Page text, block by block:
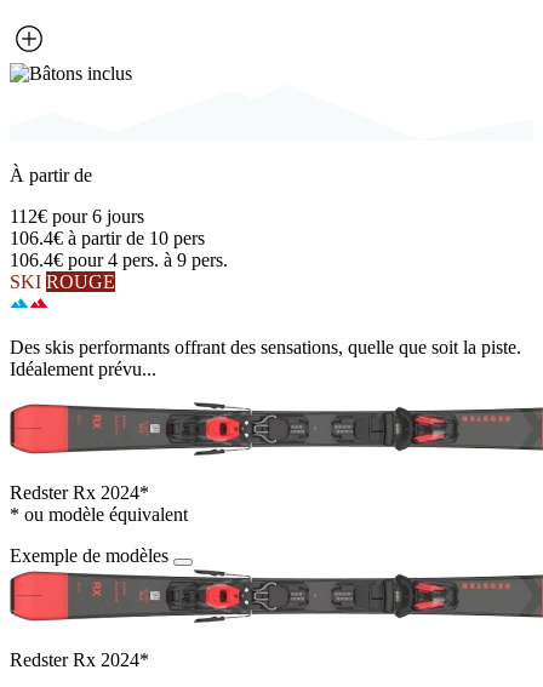
À partir de
112€ pour 6 jours
106.4€ à partir de 10 pers
106.4€ pour 4 pers. à 9 pers.
SKI ROUGE
Des skis performants offrant des sensations, quelle que soit la piste.
Idéalement prévu...
Redster Rx 2024*
* ou modèle équivalent
Exemple de modèles
Redster Rx 2024*